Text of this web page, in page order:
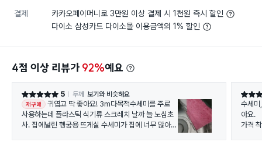
결제
카카오페이머니로 3만원 이상 결제 시 1천원 즉시 할인
다이소 삼성카드 다이소몰 이용금액의 1% 할인
4점 이상 리뷰가 92%예요
별점 5점 5 두께 보기와 비슷해요
재구매
귀엽고 딱 좋아요! 3m다목적수세미를 주로
사용하는데 플라스틱 식기류 스크레치 날까 늘 노심초
사. 집에널린 헹굼용 뜨게실 수세미가 집에 너무 많아
별점 5
수세
아요.
가격